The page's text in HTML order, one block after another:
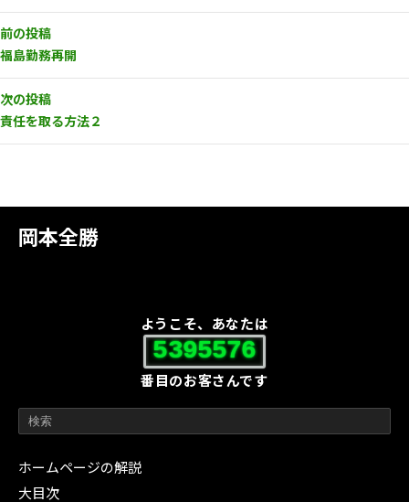
岡本全勝
ようこそ、あなたは
5395576
番目のお客さんです
ホームページの解説
大目次
前の投稿
福島勤務再開
次の投稿
責任を取る方法２